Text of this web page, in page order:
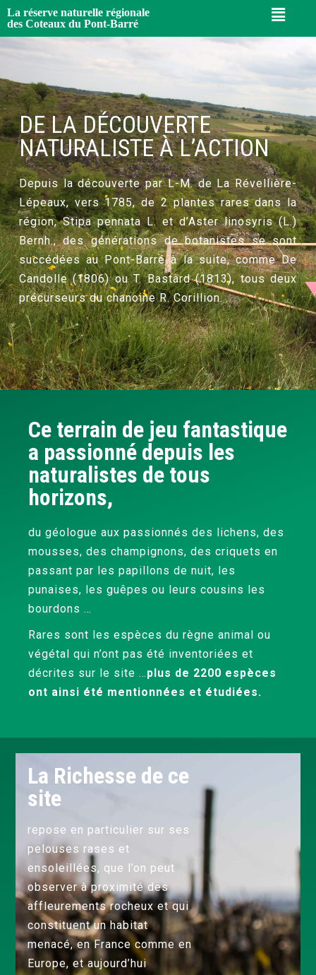
La réserve naturelle régionale
des Coteaux du Pont-Barré
DE LA DÉCOUVERTE
NATURALISTE À L’ACTION
Depuis la découverte par L-M. de La Révellière-
Lépeaux, vers 1785, de 2 plantes rares dans la
région, Stipa pennata L. et d’Aster linosyris (L.)
Bernh., des générations de botanistes se sont
succédées au Pont-Barré à la suite, comme De
Candolle (1806) ou T. Bastard (1813), tous deux
précurseurs du chanoine R. Corillion.
Ce terrain de jeu fantastique
a passionné depuis les
naturalistes de tous
horizons,
du géologue aux passionnés des lichens, des
mousses, des champignons, des criquets en
passant par les papillons de nuit, les
punaises, les guêpes ou leurs cousins les
bourdons …
Rares sont les espèces du règne animal ou
végétal qui n’ont pas été inventoriées et
décrites sur le site …plus de 2200 espèces
ont ainsi été mentionnées et étudiées.
La Richesse de ce
site
repose en particulier sur ses
pelouses rases et
ensoleillées, que l’on peut
observer à proximité des
affleurements rocheux et qui
constituent un habitat
menacé, en France comme en
Europe, et aujourd’hui